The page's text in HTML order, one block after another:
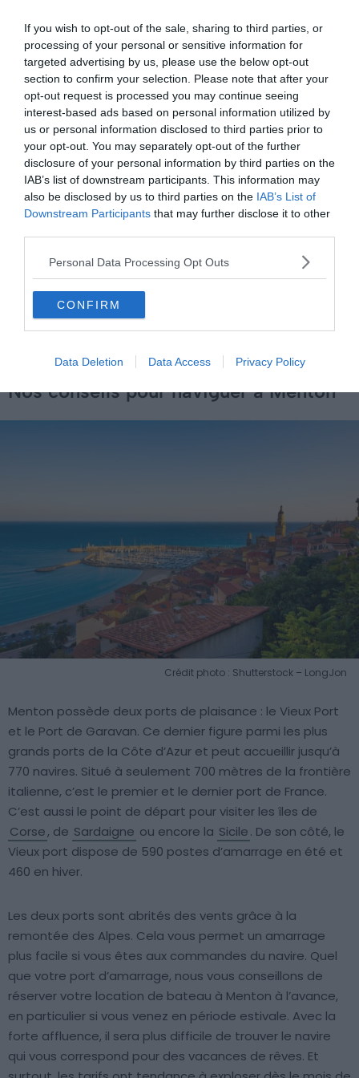
If you wish to opt-out of the sale, sharing to third parties, or
processing of your personal or sensitive information for
targeted advertising by us, please use the below opt-out
section to confirm your selection. Please note that after your
opt-out request is processed you may continue seeing
interest-based ads based on personal information utilized by
us or personal information disclosed to third parties prior to
your opt-out. You may separately opt-out of the further
disclosure of your personal information by third parties on the
IAB’s list of downstream participants. This information may
also be disclosed by us to third parties on the IAB’s List of
Downstream Participants that may further disclose it to other
Personal Data Processing Opt Outs
CONFIRM
Data Deletion Data Access Privacy Policy
faire et où ?
Faut-il un permis pour naviguer à
Menton ?
Il n’est pas nécessaire de posséder un permispour louer
un bateau à Menton. Si vous n’en disposez pas, vous
pourrez parfaitement naviguer une embarcation de
petite taille avec une puissance inférieure à 4,5 kw. Ces
vous souhaitez un bateau plus grand ou plus puissant,
vous devrez être accompagné d’un skipper.
Nos conseils pour naviguer à Menton
Crédit photo : Shutterstock – LongJon
Menton possède deux ports de plaisance : le Vieux Port
et le Port de Garavan. Ce dernier figure parmi les plus
grands ports de la Côte d’Azur et peut accueillir jusqu’à
770 navires. Situé à seulement 700 mètres de la frontière
italienne, c’est le premier et le dernier port de France.
C’est aussi le point de départ pour visiter les îles de
Corse, de Sardaigne ou encore la Sicile. De son côté, le
Vieux port dispose de 590 postes d’amarrage en été et
460 en hiver.
Les deux ports sont abrités des vents grâce à la
remontée des Alpes. Cela vous permet un amarrage
plus facile si vous êtes aux commandes du navire. Quel
que votre port d’amarrage, nous vous conseillons de
réserver votre location de bateau à Menton à l’avance,
en particulier si vous venez en période estivale. Avec la
forte affluence, il sera plus difficile de trouver le navire
qui vous correspond pour des vacances de rêves. Et